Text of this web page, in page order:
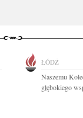
ŁÓDŹ
Naszemu
głębokiego